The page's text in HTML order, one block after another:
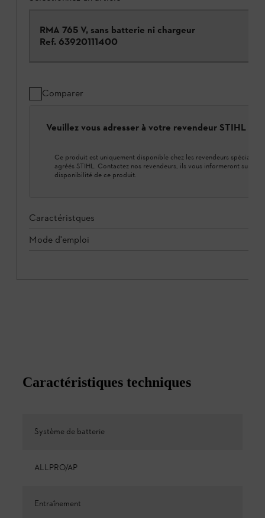
RMA 765 V, sans batterie ni chargeur
Ref. 63920111400
Comparer
Veuillez vous adresser à votre revendeur STIHL
Ce produit est uniquement disponible chez les revendeurs spécialisés
agréés STIHL. Contactez nos revendeurs, ils vous informeront sur la
disponibilité de ce produit.
Caractéristques
Mode d'emploi
Caractéristiques techniques
Système de batterie
ALLPRO/AP
Entraînement